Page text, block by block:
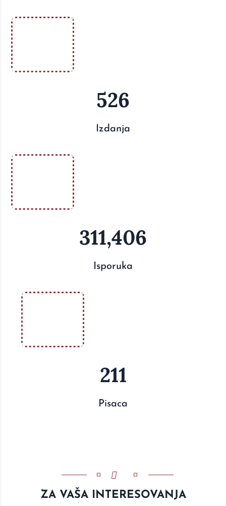
526
Izdanja
311,406
Isporuka
211
Pisaca
ZA VAŠA INTERESOVANJA